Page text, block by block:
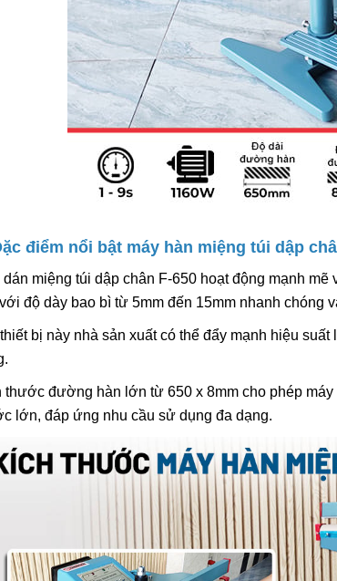
điểm nổi bật máy hàn miệng túi dập
dán miệng túi dập chân F-650 hoạt động mạnh
độ dày bao bì từ 5mm đến 15mm nhanh chóng
bị này nhà sản xuất có thể đẩy mạnh hiệu
thước đường hàn lớn từ 650 x 8mm cho phép
lớn, đáp ứng nhu cầu sử dụng đa dạng.